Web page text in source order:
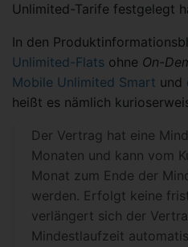
Unlimited-Tarife festgelegt
In den
Unlimited-Flats ohne On-
Mobile Unlimited Smart und
heißt es nämlich
Der Vertrag hat eine
Monaten und kann vom
Monat zum Ende der
werden. Erfolgt keine
verlängert sich der
Mindestlaufzeit